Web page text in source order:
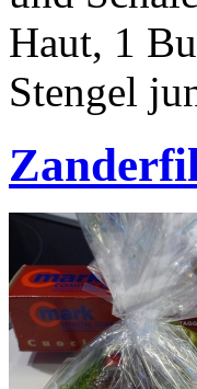
Haut, 1
Stengel